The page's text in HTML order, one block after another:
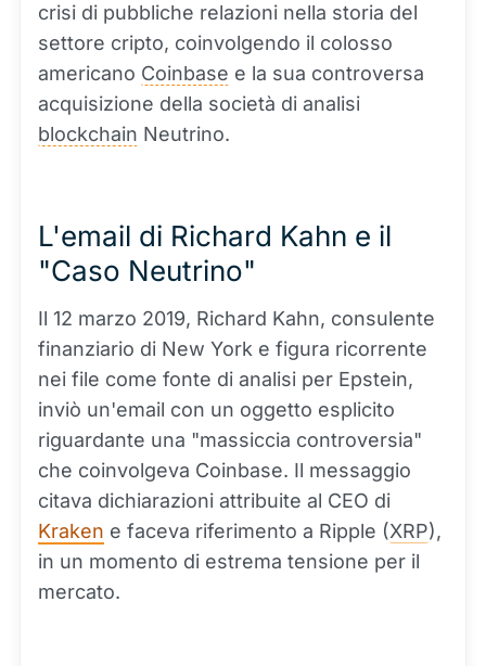
crisi di pubbliche relazioni nella storia del
settore cripto, coinvolgendo il colosso
americano Coinbase e la sua controversa
acquisizione della società di analisi
blockchain Neutrino.
L'email di Richard Kahn e il
"Caso Neutrino"
Il 12 marzo 2019, Richard Kahn, consulente
finanziario di New York e figura ricorrente
nei file come fonte di analisi per Epstein,
inviò un'email con un oggetto esplicito
riguardante una "massiccia controversia"
che coinvolgeva Coinbase. Il messaggio
citava dichiarazioni attribuite al CEO di
Kraken e faceva riferimento a Ripple (XRP),
in un momento di estrema tensione per il
mercato.